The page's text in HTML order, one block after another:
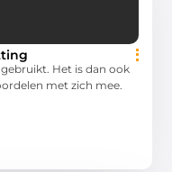
Het is dan ook
met zich mee.